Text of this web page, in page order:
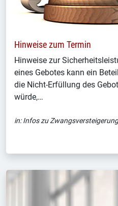
Hinweise zum Termin
Hinweise zur
eines Gebotes kann ein
die Nicht-Erfüllung des
würde,…
in:Infos zu